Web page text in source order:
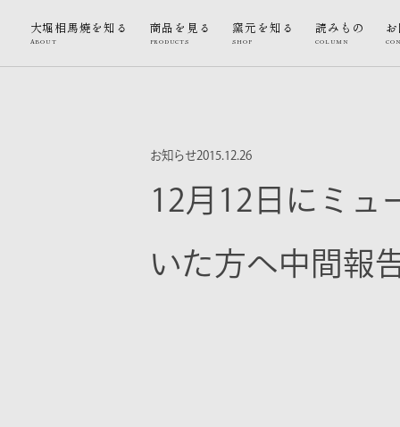
大堀相馬焼を知る
ABOUT
商品を見る
PRODUCTS
窯元を知る
SHOP
読みもの
COLUMN
お知らせ2015.12.26
12月12日にミュ
いた方へ中間報